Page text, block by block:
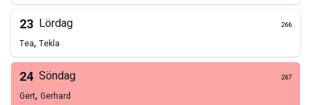
23 Lördag 266
Tea, Tekla
24 Söndag 267
Gert, Gerhard